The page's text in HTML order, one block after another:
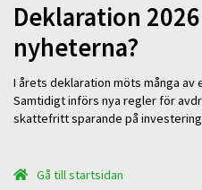
Deklaration
nyheterna?
I årets deklaration möts många
Samtidigt införs nya regler för
skattefritt sparande på
Gå till startsidan